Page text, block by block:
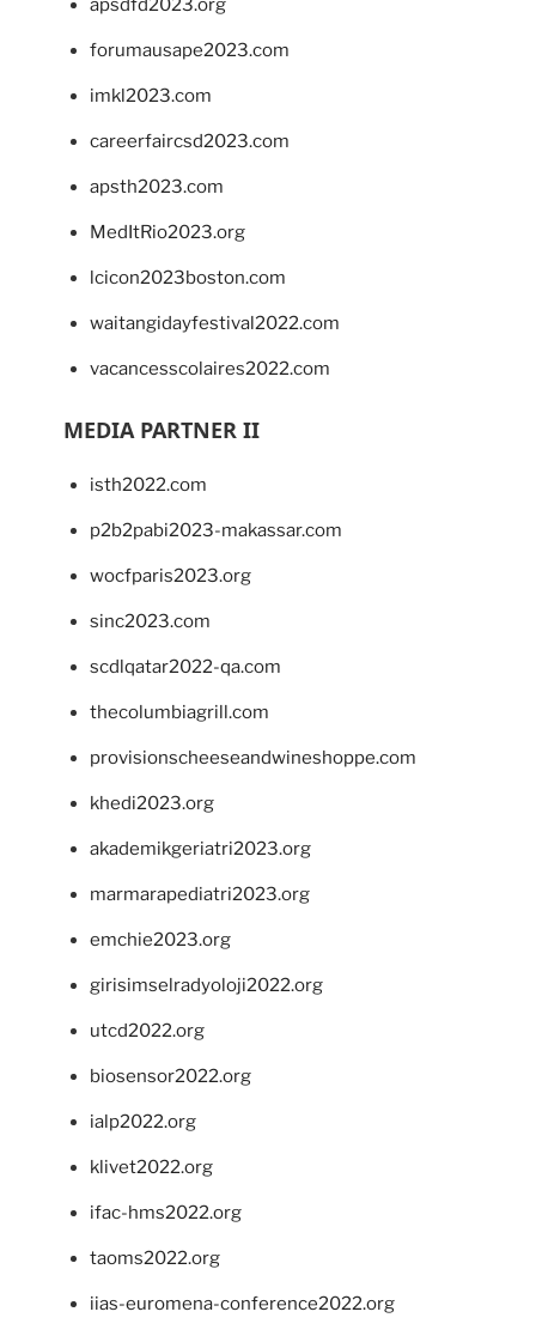
apsdfd2023.org
forumausape2023.com
imkl2023.com
careerfaircsd2023.com
apsth2023.com
MedItRio2023.org
lcicon2023boston.com
waitangidayfestival2022.com
vacancesscolaires2022.com
MEDIA PARTNER II
isth2022.com
p2b2pabi2023-makassar.com
wocfparis2023.org
sinc2023.com
scdlqatar2022-qa.com
thecolumbiagrill.com
provisionscheeseandwineshoppe.com
khedi2023.org
akademikgeriatri2023.org
marmarapediatri2023.org
emchie2023.org
girisimselradyoloji2022.org
utcd2022.org
biosensor2022.org
ialp2022.org
klivet2022.org
ifac-hms2022.org
taoms2022.org
iias-euromena-conference2022.org